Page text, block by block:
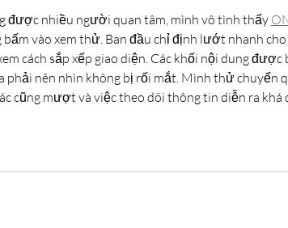
được nhiều người quan tâm, mình vô tình thấy
vào xem thử. Ban đầu chỉ định lướt nhanh
cách sắp xếp giao diện. Các khối nội dung được
phải nên nhìn không bị rối mắt. Mình thử chuyển
cũng mượt và việc theo dõi thông tin diễn ra khá